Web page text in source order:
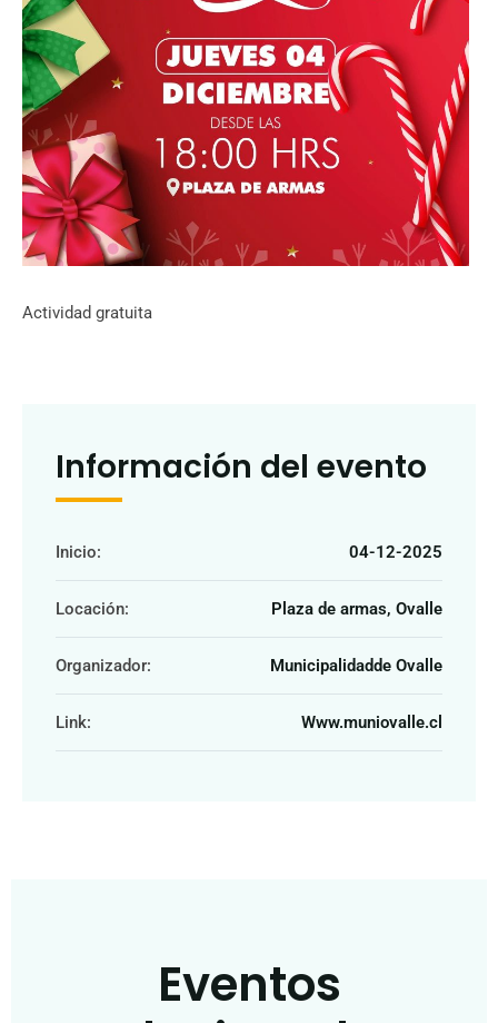
Actividad gratuita
Información del evento
Inicio: 04-12-2025
Locación: Plaza de armas, Ovalle
Organizador: Municipalidadde Ovalle
Link: Www.muniovalle.cl
Eventos